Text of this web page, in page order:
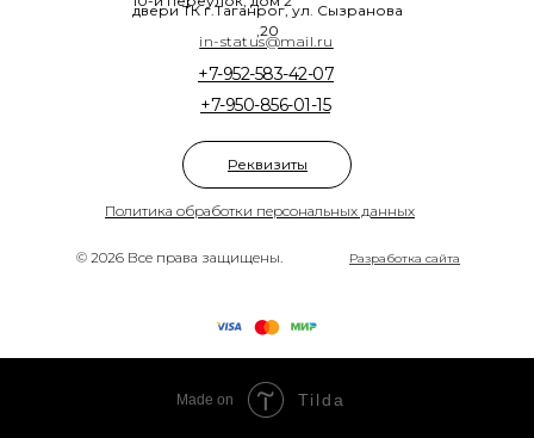
© 2026 Все права защищены.
Политика обработки персональных данных
+7-950-856-01-15
+7-952-583-42-07
двери ТК г.Таганрог, ул. Сызранова
,20
Разработка сайта
in-status@mail.ru
Реквизиты
Made on Tilda